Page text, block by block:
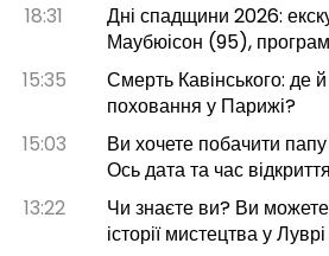
18:31
Дні спадщини 2026:
Маубюісон (95),
15:35
Смерть Кавінського: де
поховання у Парижі?
15:03
Ви хочете побачити
Ось дата та час
13:22
Чи знаєте ви? Ви
історії мистецтва у